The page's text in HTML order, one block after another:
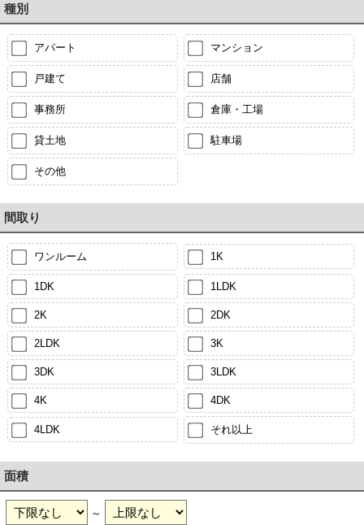
種別
アパート マンション
戸建て 店舗
事務所 倉庫・工場
貸土地 駐車場
その他
間取り
ワンルーム 1K
1DK 1LDK
2K 2DK
2LDK 3K
3DK 3LDK
4K 4DK
4LDK それ以上
面積
～